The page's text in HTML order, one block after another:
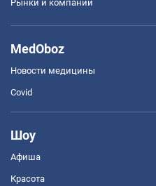
Рынки и компании
MedOboz
Новости медицины
Covid
Шоу
Афиша
Красота